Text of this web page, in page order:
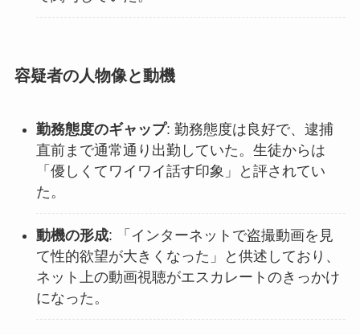
容疑者の人物像と動機
勤務態度のギャップ: 勤務態度は良好で、逮捕
直前まで通常通り出勤していた。生徒からは
「優しくてワイワイ話す印象」と評されてい
た。
動機の形成: 「インターネットで盗撮動画を見
て性的欲望が大きくなった」と供述しており、
ネット上の動画視聴がエスカレートのきっかけ
になった。